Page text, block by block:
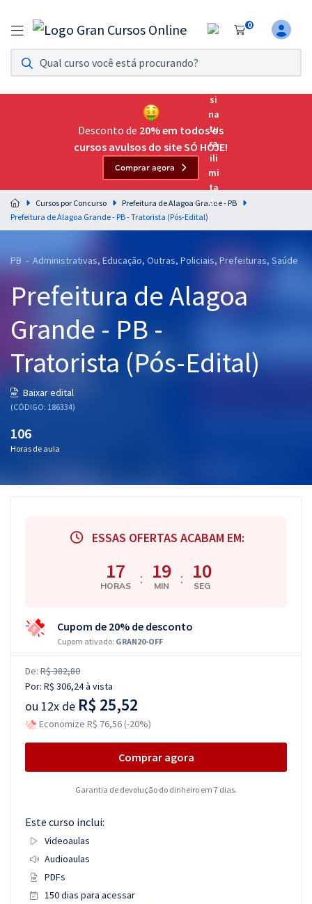
0
Assinatura Ilimitada 11
Acesso a todos os cursos. Teste grátis por 7 dias!
Assinatura OAB Até Passar
Acesso ilimitado a toda preparação para o Exame da
Residências Multiprofissionais
Preparação completa e intensiva para as principais
residências em saúde do Brasil
Cursos 20% OFF
Pós
Graduação
OAB
Conteúdo gratuito
Desconto de 20% em todos os
cursos avulsos do site SÓ HOJE!
Comprar agora
Cursos por Concurso
Prefeitura de Alagoa Grande - PB
Prefeitura de Alagoa Grande - PB - Tratorista (Pós-Edital)
PB - Administrativas, Educação, Outras, Policiais, Prefeituras, Saúde
Prefeitura de Alagoa
Grande - PB -
Tratorista (Pós-Edital)
Baixar edital
(CÓDIGO: 186334)
106
Horas de aula
ESSAS OFERTAS ACABAM EM:
17
HORAS : 19
MIN : 09
SEG
Cupom de 20% de desconto
Cupom ativado: GRAN20-OFF
De: R$ 382,80
Por: R$ 306,24à vista
ou 12x de R$ 25,52
Economize R$ 76,56 (-20%)
Comprar agora
Garantia de devolução do dinheiro em 7 dias.
Este curso inclui:
Videoaulas
Audioaulas
PDFs
150 dias para acessar